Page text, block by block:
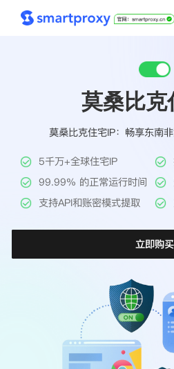
解决方案
工具
帮助中心
莫桑比克
莫桑比克住宅IP：畅享东南
5千万+全球住宅IP
99.99% 的正常运行时间
支持API和账密模式提取
立即购买